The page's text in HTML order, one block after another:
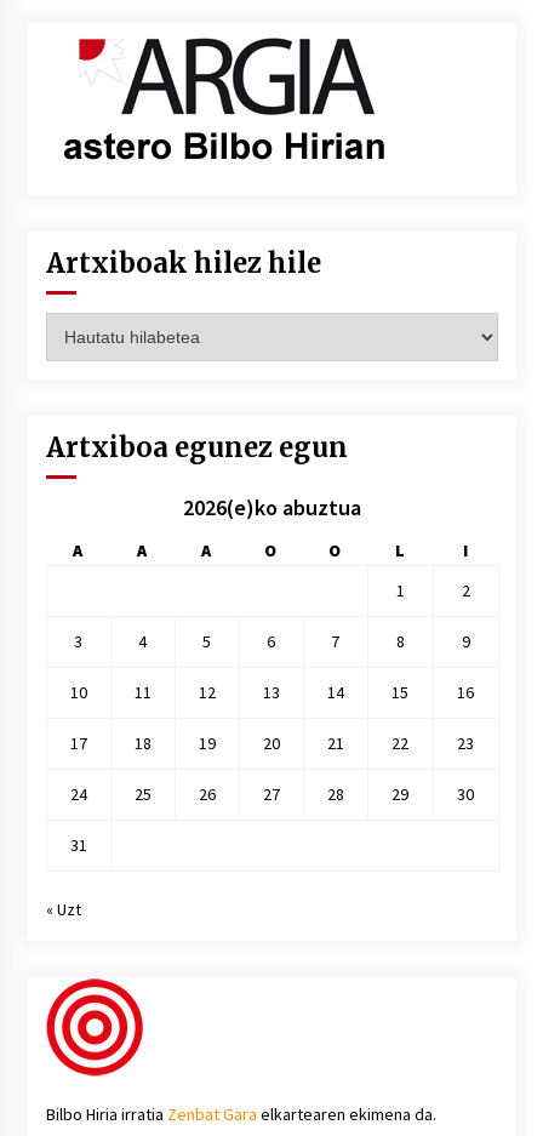
Artxiboak hilez hile
hilez
Artxiboa egunez egun
2026(e)ko abuztua
A A A O O L
I
1
2
3 4 5 6 7 8 9
10 11 12 13 14 15 16
17 18 19 20 21 22 23
24 25 26 27 28 29 30
31
« Uzt
Bilbo Hiria irratia Zenbat Gara elkartearen ekimena da.